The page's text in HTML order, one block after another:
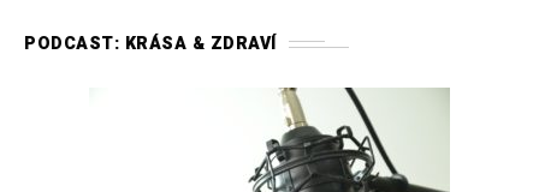
PODCAST: KRÁSA & ZDRAVÍ